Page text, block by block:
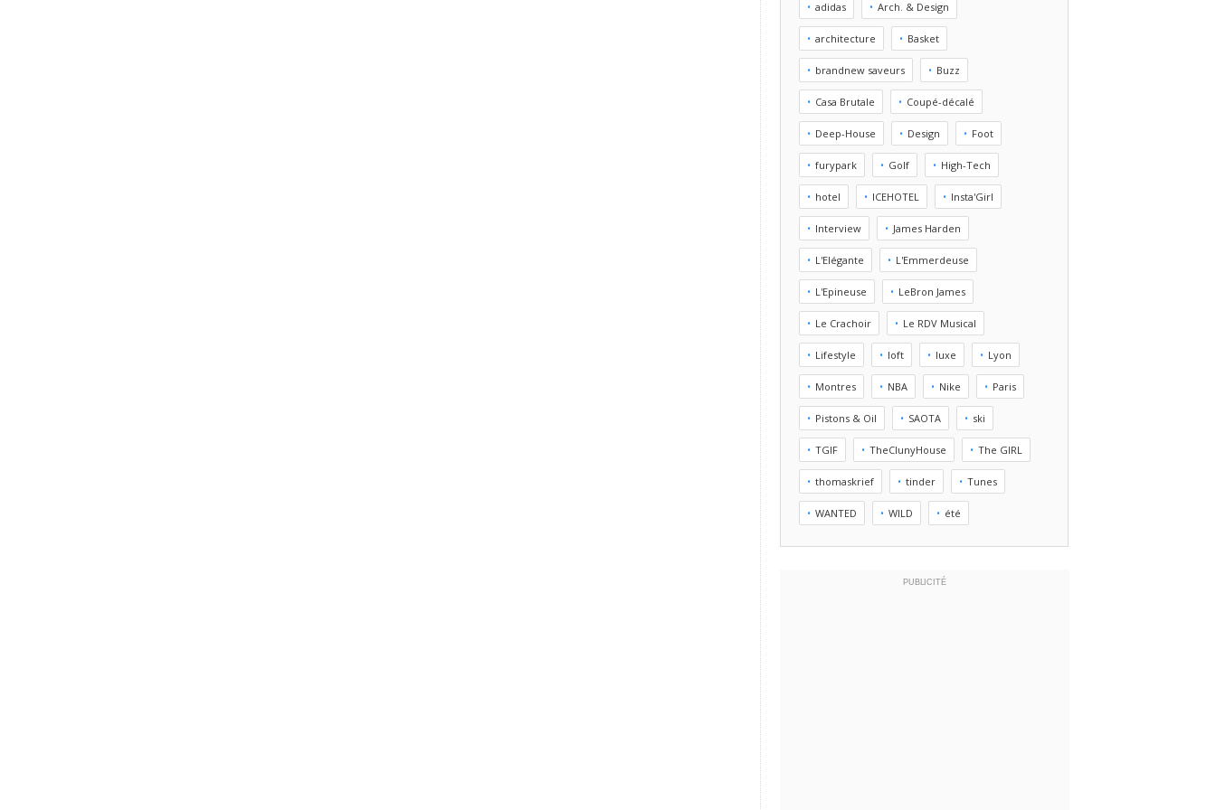
adidas Arch. & Design
architecture Basket
brandnew saveurs Buzz
Casa Brutale Coupé-décalé
Deep-House Design Foot
furypark Golf High-Tech
hotel ICEHOTEL Insta'Girl
Interview James Harden
L'Elégante L'Emmerdeuse
L'Epineuse LeBron James
Le Crachoir Le RDV Musical
Lifestyle loft luxe Lyon
Montres NBA Nike Paris
Pistons & Oil SAOTA ski
TGIF TheClunyHouse The GIRL
thomaskrief tinder Tunes
WANTED WILD été
PUBLICITÉ